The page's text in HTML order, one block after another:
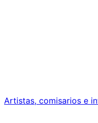
Artistas, comisarios e